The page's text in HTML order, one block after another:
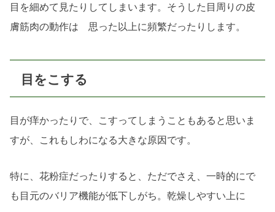
目を細めて見たりしてしまいます。そうした目周りの皮
膚筋肉の動作は 思った以上に頻繁だったりします。
目をこする
目が痒かったりで、こすってしまうこともあると思いま
すが、これもしわになる大きな原因です。
特に、花粉症だったりすると、ただでさえ、一時的にで
も目元のバリア機能が低下しがち。乾燥しやすい上に